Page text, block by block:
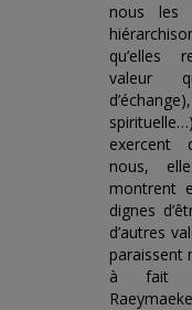
nous les
qu’elles
valeur
exercent
nous,
montrent
dignes
d’autres
paraissent
à fait